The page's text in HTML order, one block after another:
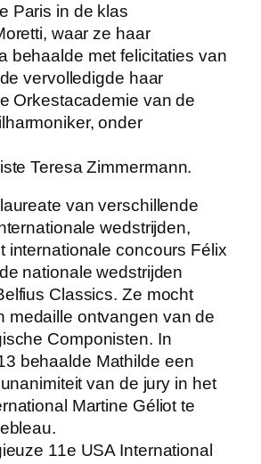
Paris in de klas
waar ze haar
behaalde met felicitaties van
vervolledigde haar
Orkestacademie van de
onder
Teresa Zimmermann.
van verschillende
wedstrijden,
internationale concours Félix
nationale wedstrijden
Classics. Ze mocht
medaille ontvangen van de
Componisten. In
behaalde Mathilde een
van de jury in het
Martine Géliot te
11e USA International